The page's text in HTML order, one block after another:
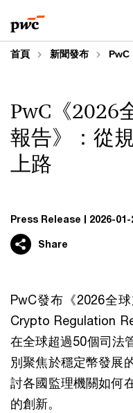
to
content
to
footer
首頁 新聞發布 PwC
PwC《2026
報告》：從
上路
Press Release 2026-01-
Share
PwC發布《2026全
Crypto Regulation
在全球超過50個司法
別聚焦於穩定幣發展
討各國監理機關如何
的創新。